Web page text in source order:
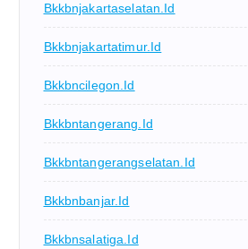
Bkkbnjakartaselatan.id
Bkkbnjakartatimur.id
Bkkbncilegon.id
Bkkbntangerang.id
Bkkbntangerangselatan.id
Bkkbnbanjar.id
Bkkbnsalatiga.id